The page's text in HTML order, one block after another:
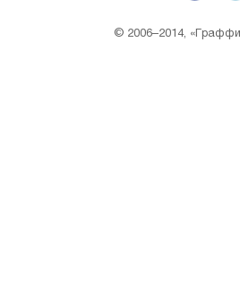
© 2006–2014,